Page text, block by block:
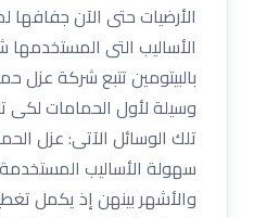
الأرضيات حتى الآن
الأساليب التى
بالبيتومين تتبع شركة عزل
وسيلة لأول الحمامات
تلك الوسائل الآتى: عزل
سهولة الأساليب
والأشهر بينهن إذ يكمل